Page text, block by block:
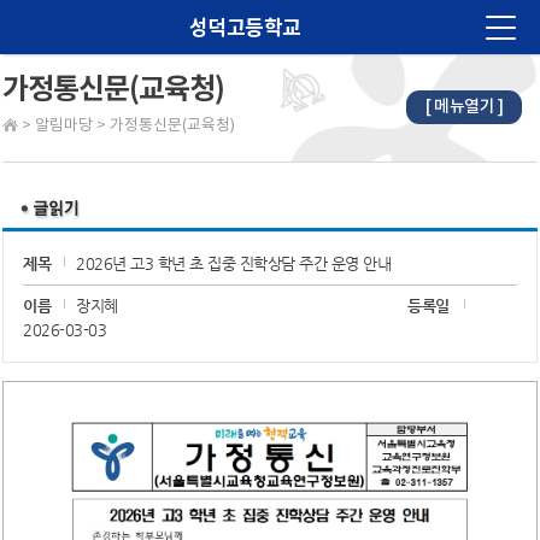
성덕고등학교
법인소개
교육계획
진로진학
학교재정
가정통신문(교육청)
> 알림마당 > 가정통신문(교육청)
[ 메뉴열기 ]
제목 2026년 고3 학년 초 집중 진학상담 주간 운영 안내
이름 장지혜
등록일
2026-03-03